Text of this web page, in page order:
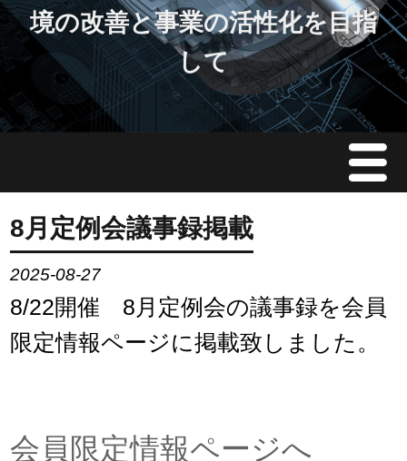
境の改善と事業の活性化を目指
して
Menu
JMAについて
会員情報
イベント案内
会員限定情報
8月定例会議事録掲載
2025-08-27
8/22開催 8月定例会の議事録を会員
限定情報ページに掲載致しました。
会員限定情報ページへ